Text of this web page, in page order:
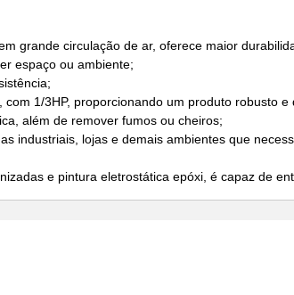
grande circulação de ar, oferece maior
espaço ou ambiente;
1/3HP, proporcionando um produto robusto e
além de remover fumos ou cheiros;
industriais, lojas e demais ambientes que
e pintura eletrostática epóxi, é capaz de